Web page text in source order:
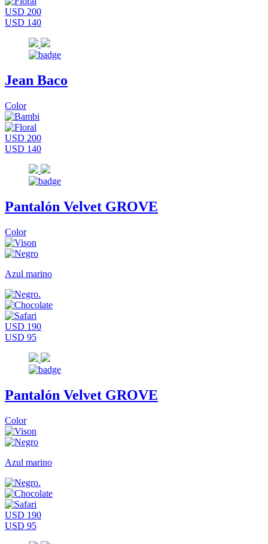
USD 200
USD 140
Jean Baco
Color
USD 200
USD 140
Pantalón Velvet GROVE
Color
Azul marino
USD 190
USD 95
Pantalón Velvet GROVE
Color
Azul marino
USD 190
USD 95